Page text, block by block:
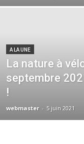
A LA UNE
La nature à
septembre
!
webmaster - 5 juin 2021